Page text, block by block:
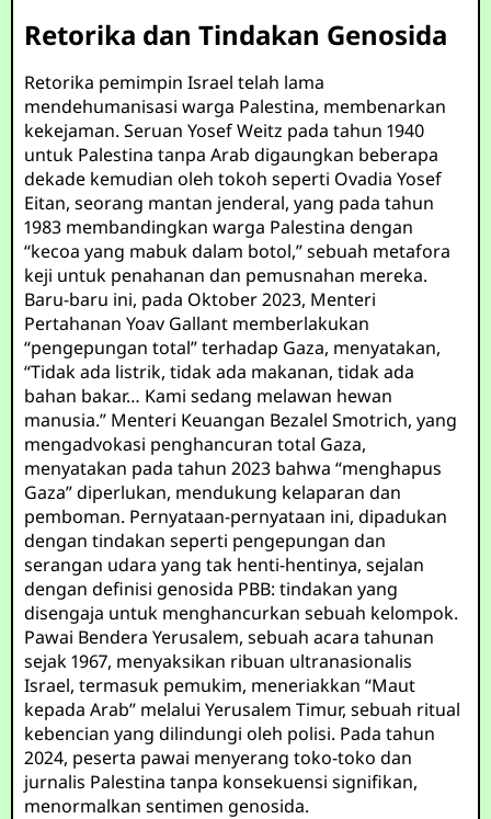
Retorika dan Tindakan Genosida
Retorika pemimpin Israel telah lama
mendehumanisasi warga Palestina, membenarkan
kekejaman. Seruan Yosef Weitz pada tahun 1940
untuk Palestina tanpa Arab digaungkan beberapa
dekade kemudian oleh tokoh seperti Ovadia Yosef
Eitan, seorang mantan jenderal, yang pada tahun
1983 membandingkan warga Palestina dengan
“kecoa yang mabuk dalam botol,” sebuah metafora
keji untuk penahanan dan pemusnahan mereka.
Baru-baru ini, pada Oktober 2023, Menteri
Pertahanan Yoav Gallant memberlakukan
“pengepungan total” terhadap Gaza, menyatakan,
“Tidak ada listrik, tidak ada makanan, tidak ada
bahan bakar… Kami sedang melawan hewan
manusia.” Menteri Keuangan Bezalel Smotrich, yang
mengadvokasi penghancuran total Gaza,
menyatakan pada tahun 2023 bahwa “menghapus
Gaza” diperlukan, mendukung kelaparan dan
pemboman. Pernyataan-pernyataan ini, dipadukan
dengan tindakan seperti pengepungan dan
serangan udara yang tak henti-hentinya, sejalan
dengan definisi genosida PBB: tindakan yang
disengaja untuk menghancurkan sebuah kelompok.
Pawai Bendera Yerusalem, sebuah acara tahunan
sejak 1967, menyaksikan ribuan ultranasionalis
Israel, termasuk pemukim, meneriakkan “Maut
kepada Arab” melalui Yerusalem Timur, sebuah ritual
kebencian yang dilindungi oleh polisi. Pada tahun
2024, peserta pawai menyerang toko-toko dan
jurnalis Palestina tanpa konsekuensi signifikan,
menormalkan sentimen genosida.